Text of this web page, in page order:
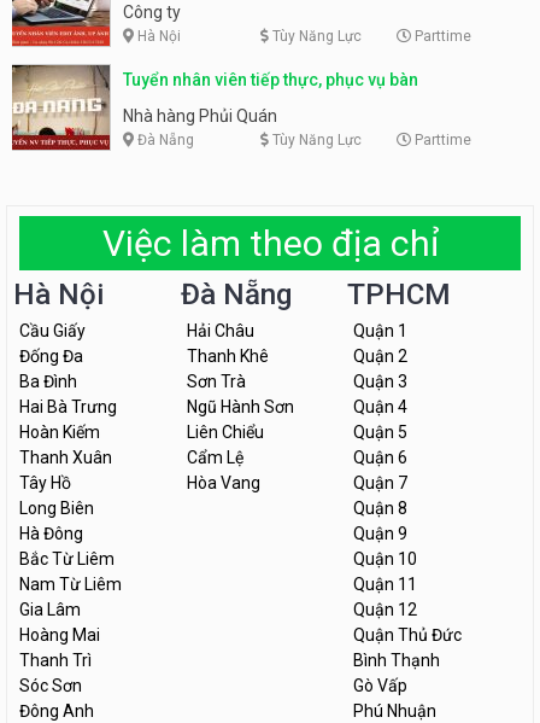
Công ty
Hà Nội Tùy Năng Lực Parttime
Tuyển nhân viên tiếp thực, phục vụ bàn
Nhà hàng Phủi Quán
Đà Nẵng Tùy Năng Lực Parttime
Việc làm theo địa chỉ
Hà Nội
Cầu Giấy
Đống Đa
Ba Đình
Hai Bà Trưng
Hoàn Kiếm
Thanh Xuân
Tây Hồ
Long Biên
Hà Đông
Bắc Từ Liêm
Nam Từ Liêm
Gia Lâm
Hoàng Mai
Thanh Trì
Sóc Sơn
Đông Anh
Đà Nẵng
Hải Châu
Thanh Khê
Sơn Trà
Ngũ Hành Sơn
Liên Chiểu
Cẩm Lệ
Hòa Vang
TPHCM
Quận 1
Quận 2
Quận 3
Quận 4
Quận 5
Quận 6
Quận 7
Quận 8
Quận 9
Quận 10
Quận 11
Quận 12
Quận Thủ Đức
Bình Thạnh
Gò Vấp
Phú Nhuận